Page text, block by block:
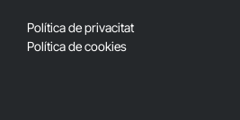
Política de privacitat
Política de cookies